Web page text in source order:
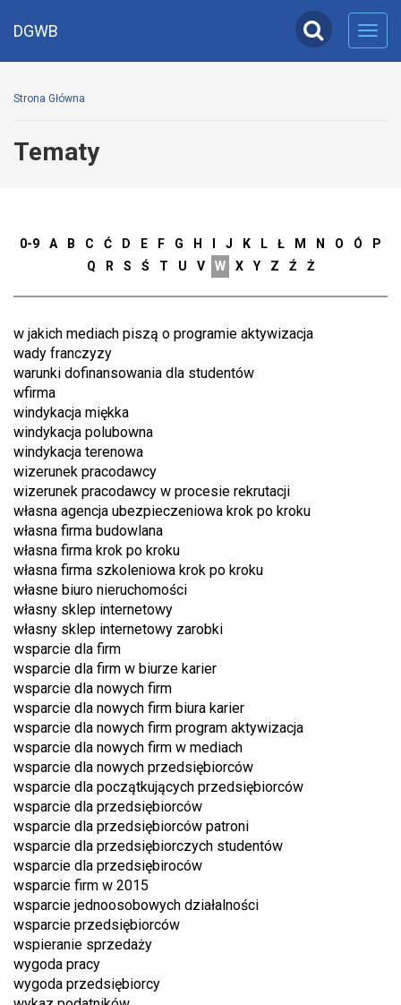
DGWB
Strona Główna
Tematy
0-9 A B C Ć D E F G H J K L Ł M N O Ó
P
Q
R S Ś T U V W X Y Z Ź Ż
w jakich mediach piszą o programie aktywizacja
wady franczyzy
warunki dofinansowania dla studentów
wfirma
windykacja miękka
windykacja polubowna
windykacja terenowa
wizerunek pracodawcy
wizerunek pracodawcy w procesie rekrutacji
własna agencja ubezpieczeniowa krok po kroku
własna firma budowlana
własna firma krok po kroku
własna firma szkoleniowa krok po kroku
własne biuro nieruchomości
własny sklep internetowy
własny sklep internetowy zarobki
wsparcie dla firm
wsparcie dla firm w biurze karier
wsparcie dla nowych firm
wsparcie dla nowych firm biura karier
wsparcie dla nowych firm program aktywizacja
wsparcie dla nowych firm w mediach
wsparcie dla nowych przedsiębiorców
wsparcie dla początkujących przedsiębiorców
wsparcie dla przedsiębiorców
wsparcie dla przedsiębiorców patroni
wsparcie dla przedsiębiorczych studentów
wsparcie dla przedsiębiroców
wsparcie firm w 2015
wsparcie jednoosobowych działalności
wsparcie przedsiębiorców
wspieranie sprzedaży
wygoda pracy
wygoda przedsiębiorcy